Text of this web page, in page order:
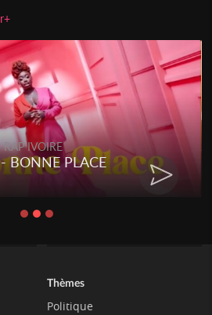
RAP IVOIRE
RENARD
CHAT
Thèmes
Politique